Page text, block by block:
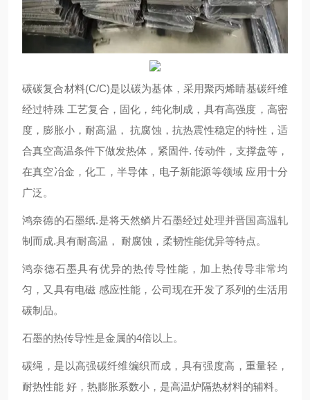
碳碳复合材料(C/C)是以碳为基体，采用聚丙烯睛基碳纤维
经过特殊 工艺复合，固化，纯化制成，具有高强度，高密
度，膨胀小，耐高温， 抗腐蚀，抗热震性稳定的特性，适
合真空高温条件下做发热体，紧固件. 传动件，支撑盘等，
在真空冶金，化工，半导体，电子新能源等领域 应用十分
广泛。
鸿奈德的石墨纸.是将天然鳞片石墨经过处理并晋国高温轧
制而成.具有耐高温， 耐腐蚀，柔韧性能优异等特点。
鸿奈德石墨具有优异的热传导性能，加上热传导非常均
匀，又具有电磁 感应性能，公司现在开发了系列的生活用
碳制品。
石墨的热传导性是金属的4倍以上。
碳绳，是以高强碳纤维编织而成，具有强度高，重量轻，
耐热性能 好，热膨胀系数小，是高温炉隔热材料的辅料。